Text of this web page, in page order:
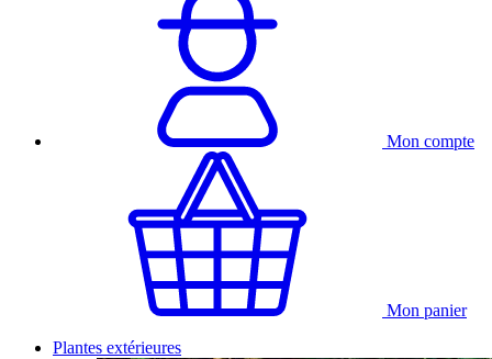
Mon compte
Mon panier
Plantes extérieures